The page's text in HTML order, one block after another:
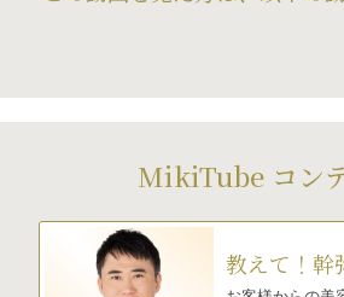
MikiTube コン
教えて！幹